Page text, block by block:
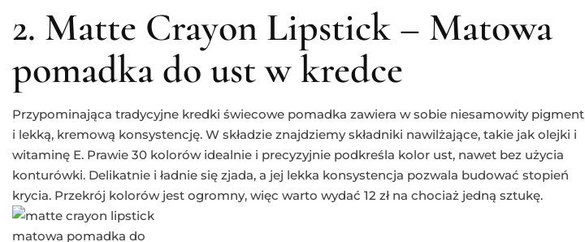
2. Matte Crayon Lipstick – Matowa
pomadka do ust w kredce
Przypominająca tradycyjne kredki świecowe pomadka zawiera w sobie niesamowity pigment
i lekką, kremową konsystencję. W składzie znajdziemy składniki nawilżające, takie jak olejki i
witaminę E. Prawie 30 kolorów idealnie i precyzyjnie podkreśla kolor ust, nawet bez użycia
konturówki. Delikatnie i ładnie się zjada, a jej lekka konsystencja pozwala budować stopień
krycia. Przekrój kolorów jest ogromny, więc warto wydać 12 zł na chociaż jedną sztukę.